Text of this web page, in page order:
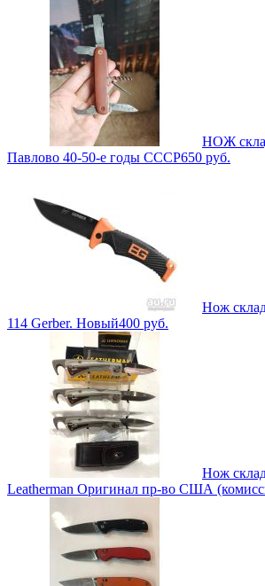
НОЖ
Павлово 40-50-е годы СССР650 руб.
Нож
114 Gerber. Новый400 руб.
Нож
Leatherman Оригинал пр-во США